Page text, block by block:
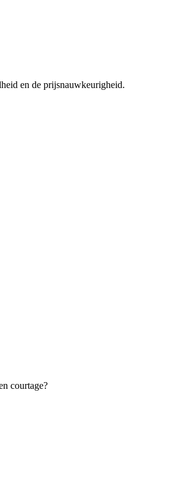
en de prijsnauwkeurigheid.
courtage?